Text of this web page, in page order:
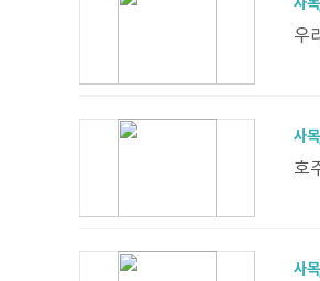
사
우
사
호
사